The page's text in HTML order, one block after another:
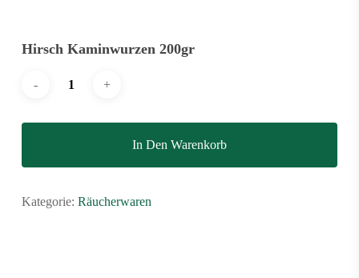
Hirsch Kaminwurzen 200gr
In Den Warenkorb
Kategorie: Räucherwaren